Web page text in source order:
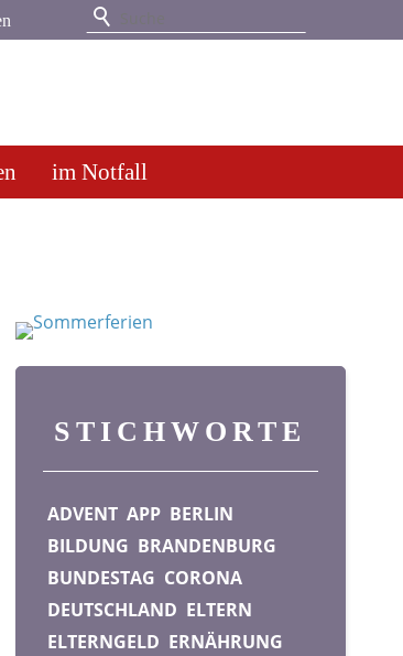
im Notfall
STICHWORTE
ADVENT APP BERLIN
BILDUNG BRANDENBURG
BUNDESTAG CORONA
DEUTSCHLAND ELTERN
ELTERNGELD ERNÄHRUNG